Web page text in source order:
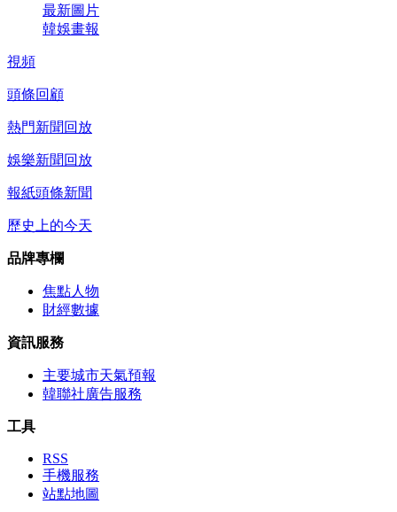
最新圖片
韓娛畫報
視頻
頭條回顧
熱門新聞回放
娛樂新聞回放
報紙頭條新聞
歷史上的今天
品牌專欄
焦點人物
財經數據
資訊服務
主要城市天氣預報
韓聯社廣告服務
工具
RSS
手機服務
站點地圖